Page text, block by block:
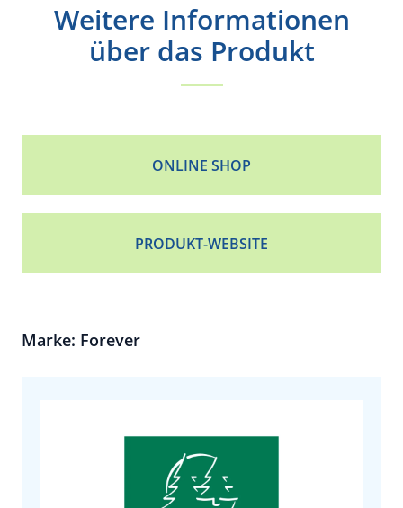
Weitere Informationen
über das Produkt
ONLINE SHOP
PRODUKT-WEBSITE
Marke: Forever